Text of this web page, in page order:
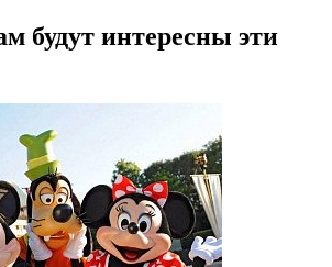
будут интересны эти